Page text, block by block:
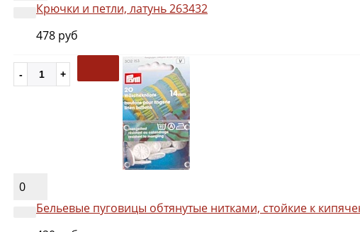
Крючки и петли, латунь 263432
478 руб
0
Бельевые пуговицы обтянутые нитками, стойкие к